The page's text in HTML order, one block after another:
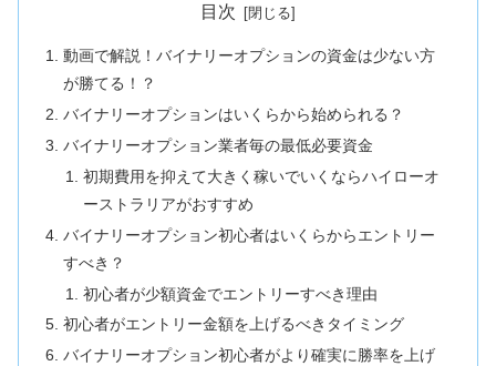
目次
動画で解説！バイナリーオプションの資金は少ない方
が勝てる！？
バイナリーオプションはいくらから始められる？
バイナリーオプション業者毎の最低必要資金
初期費用を抑えて大きく稼いでいくならハイローオ
ーストラリアがおすすめ
バイナリーオプション初心者はいくらからエントリー
すべき？
初心者が少額資金でエントリーすべき理由
初心者がエントリー金額を上げるべきタイミング
バイナリーオプション初心者がより確実に勝率を上げ